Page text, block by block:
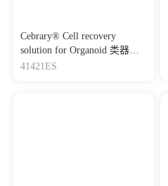
Cebrary® Cell recovery
solution for Organoid 类器官
回收液
41421ES